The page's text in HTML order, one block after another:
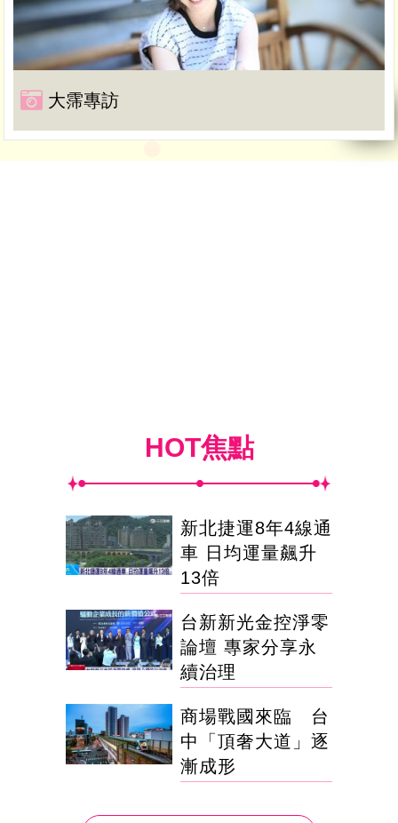
大霈專訪
HOT焦點
新北捷運8年4線通
車 日均運量飆升
13倍
台新新光金控淨零
論壇 專家分享永
續治理
商場戰國來臨 台
中「頂奢大道」逐
漸成形